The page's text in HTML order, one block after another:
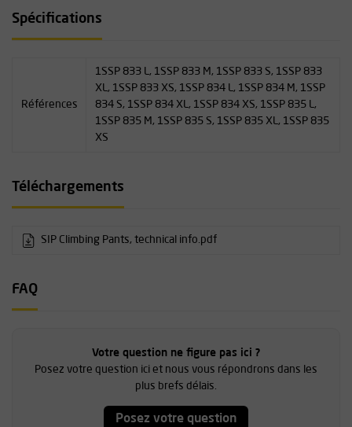
(imperméable, fermeture éclair anti-éclaboussures)
Spécifications
Références
1SSP 833 L, 1SSP 833 M, 1SSP 833 S, 1SSP 833
XL, 1SSP 833 XS, 1SSP 834 L, 1SSP 834 M, 1SSP
834 S, 1SSP 834 XL, 1SSP 834 XS, 1SSP 835 L,
1SSP 835 M, 1SSP 835 S, 1SSP 835 XL, 1SSP 835
XS
Téléchargements
SIP Climbing Pants, technical info.pdf
FAQ
Votre question ne figure pas ici ?
Posez votre question ici et nous vous répondrons dans les
plus brefs délais.
Posez votre question